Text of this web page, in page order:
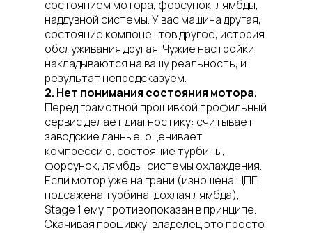
состоянием мотора, форсунок, лямбды,
наддувной системы. У вас машина другая,
состояние компонентов другое, история
обслуживания другая. Чужие настройки
накладываются на вашу реальность, и
результат непредсказуем.
2. Нет понимания состояния мотора.
Перед грамотной прошивкой профильный
сервис делает диагностику: считывает
заводские данные, оценивает
компрессию, состояние турбины,
форсунок, лямбды, системы охлаждения.
Если мотор уже на грани (изношена ЦПГ,
подсажена турбина, дохлая лямбда),
Stage 1 ему противопоказан в принципе.
Скачивая прошивку, владелец это просто